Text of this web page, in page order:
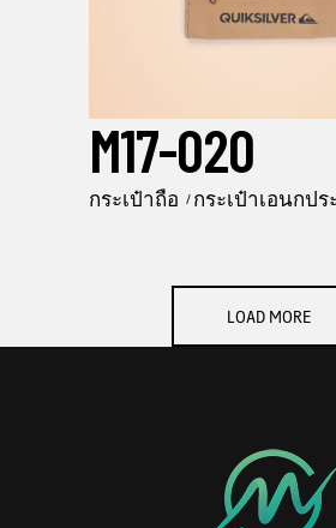
M17-020
กระเป๋าถือ กระเป๋าเอนกปร
LOAD MORE